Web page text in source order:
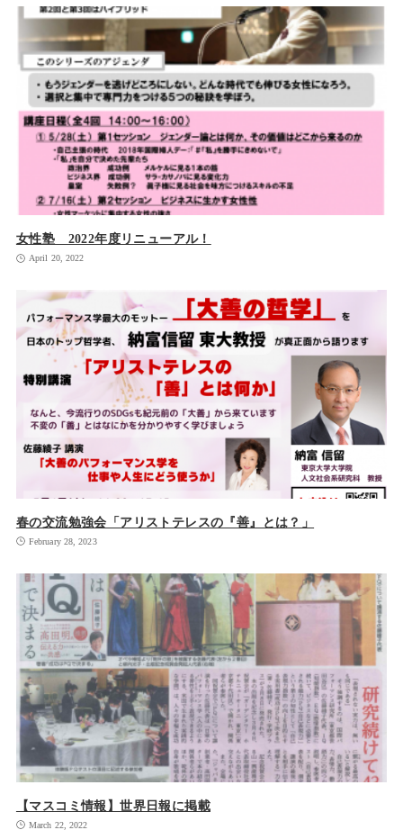
女性塾 2022年度リニューアル！
April 20, 2022
春の交流勉強会「アリストテレスの『善』とは？」
February 28, 2023
【マスコミ情報】世界日報に掲載
March 22, 2022